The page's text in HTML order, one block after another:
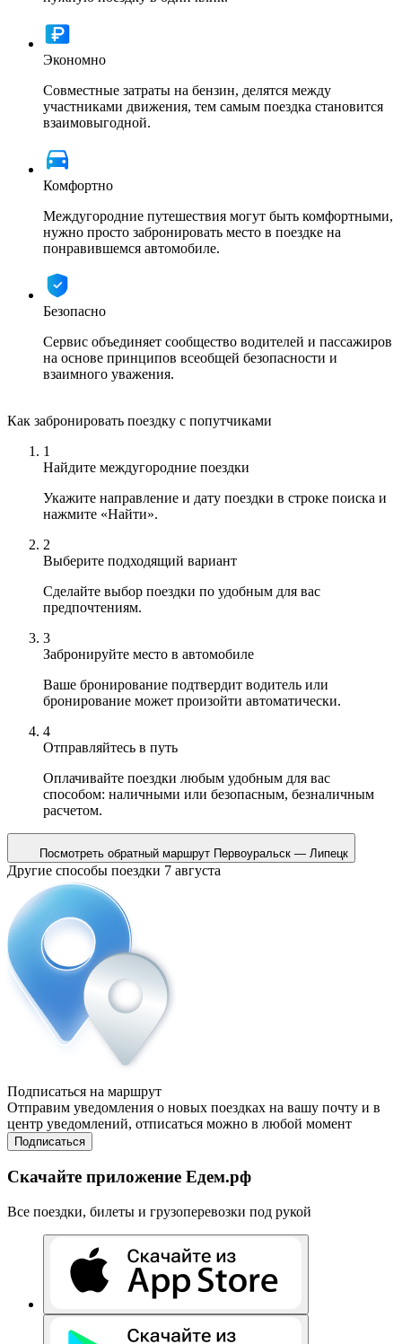
Экономно
Совместные затраты на бензин, делятся между
участниками движения, тем самым поездка становится
взаимовыгодной.
Комфортно
Междугородние путешествия могут быть комфортными,
нужно просто забронировать место в поездке на
понравившемся автомобиле.
Безопасно
Сервис объединяет сообщество водителей и пассажиров
на основе принципов всеобщей безопасности и
взаимного уважения.
Как забронировать поездку с попутчиками
1
Найдите междугородние поездки
Укажите направление и дату поездки в строке поиска и
нажмите «Найти».
2
Выберите подходящий вариант
Сделайте выбор поездки по удобным для вас
предпочтениям.
3
Забронируйте место в автомобиле
Ваше бронирование подтвердит водитель или
бронирование может произойти автоматически.
4
Отправляйтесь в путь
Оплачивайте поездки любым удобным для вас
способом: наличными или безопасным, безналичным
расчетом.
Посмотреть обратный маршрут Первоуральск — Липецк
Другие способы поездки 7 августа
Подписаться на маршрут
Отправим уведомления о новых поездках на вашу почту и в
центр уведомлений, отписаться можно в любой момент
Подписаться
Скачайте приложение Едем.рф
Все поездки, билеты и грузоперевозки под рукой